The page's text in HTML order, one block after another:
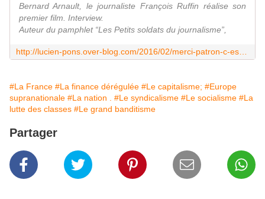
Bernard Arnault, le journaliste François Ruffin réalise son
premier film. Interview.
Auteur du pamphlet “Les Petits soldats du journalisme”,
#La France #La finance dérégulée #Le capitalisme; #Europe
supranationale #La nation . #Le syndicalisme #Le socialisme #La
lutte des classes #Le grand banditisme
Partager